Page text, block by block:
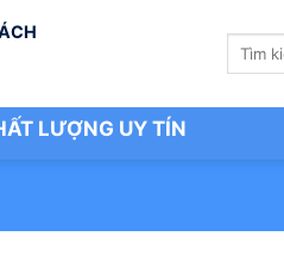
Tìm
LƯỢNG UY TÍN